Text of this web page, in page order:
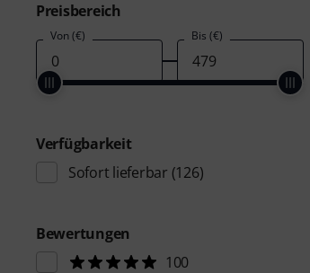
Preisbereich
Von (€) Bis (€)
Verfügbarkeit
Sofort lieferbar (126)
Bewertungen
100